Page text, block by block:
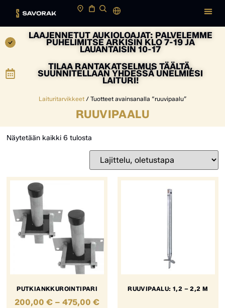
LAAJENNETUT AUKIOLOAJAT: PALVELEMME
PUHELIMITSE ARKISIN KLO 7-19 JA
LAUANTAISIN 10-17
TILAA RANTAKATSELMUS TÄÄLTÄ,
SUUNNITELLAAN YHDESSÄ UNELMIESI
LAITURI!
Laituritarvikkeet/ Tuotteet avainsanalla “ruuvipaalu”
RUUVIPAALU
Näytetään kaikki 6 tulosta
PUTKIANKKUROINTIPARI
200,00€ – 475,00€
RUUVIPAALU: 1,2 – 2,2 M